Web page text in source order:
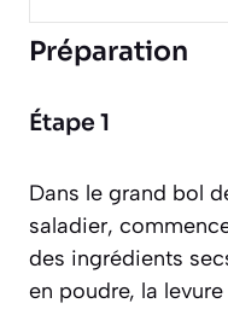
Préparation
Étape 1
Dans le grand bol
saladier,
des ingrédients
en poudre, la